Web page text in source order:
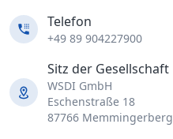
Telefon
+49 89 904227900
Sitz der Gesellschaft
WSDI GmbH
Eschenstraße 18
87766 Memmingerberg